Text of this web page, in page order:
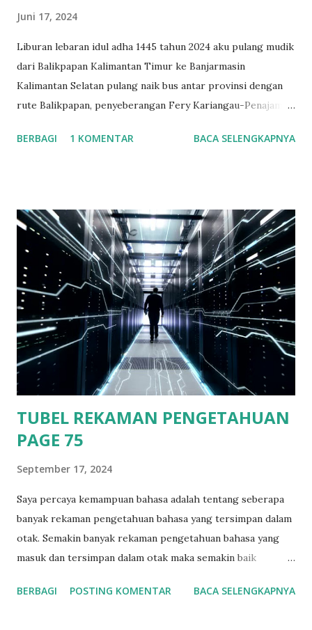
Juni 17, 2024
Liburan lebaran idul adha 1445 tahun 2024 aku pulang mudik
dari Balikpapan Kalimantan Timur ke Banjarmasin
Kalimantan Selatan pulang naik bus antar provinsi dengan
rute Balikpapan, penyeberangan Fery Kariangau-Penajam
Binuang, Mataraman, Astambul, Martapura, Banjarbaru,
keadaanny antri mau masuk ke Fery. Karena mendekati mau
libur hari raya kurban dan weekend jadi diperkirakan
karena ituah banyak orang melakukan perjalanan Kaltim ke
Kalsel. Saat di Fery aku naik ke rooftop ada tempat duduk di
samping ruangan kapten pengemudi fery. Saat itu bulan
telah terlihat dengan terang, suasana langit yang cerah
membuat bulan dan bintang terlihat terang dan jelas. Sambil
memandang ke langit dengan hiasan bulan dan bintang yang
terlihat begitu indah. Ditambah hembusan angin laut malam
ya...
BERBAGI 1 KOMENTAR BACA SELENGKAPNYA
TUBEL REKAMAN PENGETAHUAN
PAGE 75
September 17, 2024
Saya percaya kemampuan bahasa adalah tentang seberapa
banyak rekaman pengetahuan bahasa yang tersimpan dalam
otak. Semakin banyak rekaman pengetahuan bahasa yang
masuk dan tersimpan dalam otak maka semakin baik
kemampuan Bahasa tinggi saya percaya rekaman
BERBAGI POSTING KOMENTAR BACA SELENGKAPNYA